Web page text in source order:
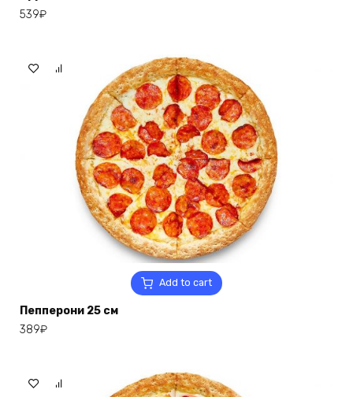
539₽
Add to cart
Пепперони 25 см
389₽